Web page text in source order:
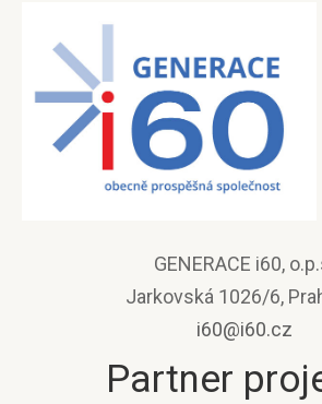
GENERACE i60,
Jarkovská 1026/6,
i60@i60.cz
Partner